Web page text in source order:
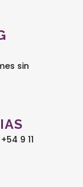
sin
9 11